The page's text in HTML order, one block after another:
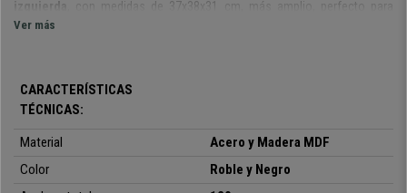
, con medidas de 37x38x31 cm, más amplio, perfecto para
guardar carpetas, archivadores, etc. Como espacio para almacenaje
documentos a los que necesites acceder fácilmente. Además, los
cajones cerrados cuentan con una
La superficie del tablero está acabada con un
melamina de alta calidad
que no solo es especialmente resistente a los
Ver más
CARACTERÍSTICAS
TÉCNICAS:
Material
Acero y Madera MDF
Color
Roble y Negro